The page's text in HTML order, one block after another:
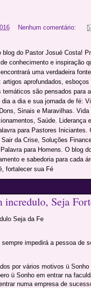
Nenhum comentário:
do Pastor Josué Costa!
conhecimento e inspiração
uma verdadeira
aprofundados,
são pensados para
a dia e sua jornada de fé:
Sinais e Maravilhas. Vida
Saúde. Liderança
para Pastores Iniciantes.
da Crise, Soluções
para Homens. O blog
e sabedoria para cada
fortalecer sua Fé
incredulo, Seja
Seja da Fe
impedirá a pessoa de
por vários motivos ü
ü Sonho em entrar na
numa empresa de